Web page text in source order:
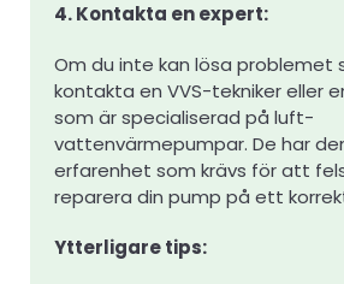
4. Kontakta en expert:
Om du inte kan lösa problemet
kontakta en VVS-tekniker eller
som är specialiserad på luft-
vattenvärmepumpar. De har
erfarenhet som krävs för att
reparera din pump på ett
Ytterligare tips: